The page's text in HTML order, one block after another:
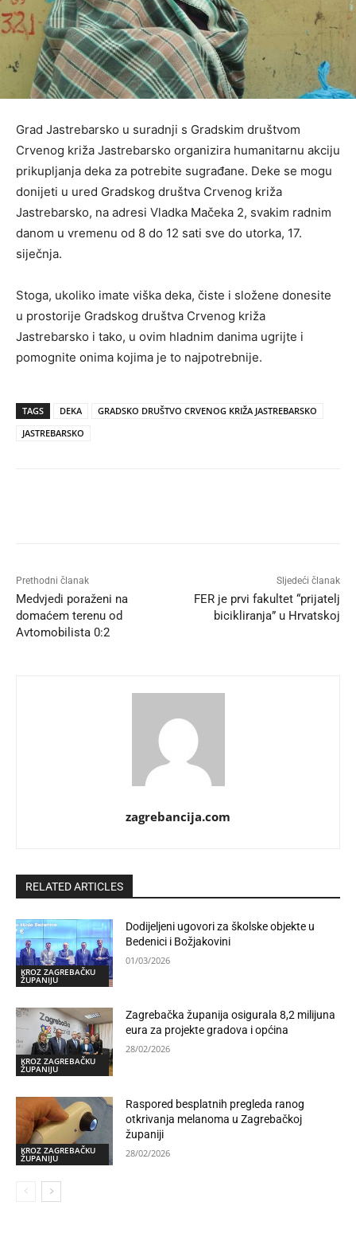
Grad Jastrebarsko u suradnji s Gradskim društvom
Crvenog križa Jastrebarsko organizira humanitarnu akciju
prikupljanja deka za potrebite sugrađane. Deke se mogu
donijeti u ured Gradskog društva Crvenog križa
Jastrebarsko, na adresi Vladka Mačeka 2, svakim radnim
danom u vremenu od 8 do 12 sati sve do utorka, 17.
siječnja.
Stoga, ukoliko imate viška deka, čiste i složene donesite
u prostorije Gradskog društva Crvenog križa
Jastrebarsko i tako, u ovim hladnim danima ugrijte i
pomognite onima kojima je to najpotrebnije.
TAGS DEKA
GRADSKO DRUŠTVO CRVENOG KRIŽA JASTREBARSKO
JASTREBARSKO
Prethodni članak
Medvjedi poraženi na
domaćem terenu od
Avtomobilista 0:2
Sljedeći članak
FER je prvi fakultet “prijatelj
bicikliranja” u Hrvatskoj
zagrebancija.com
RELATED ARTICLES
KROZ ZAGREBAČKU
ŽUPANIJU
Dodijeljeni ugovori za školske objekte u
Bedenici i Božjakovini
01/03/2026
KROZ ZAGREBAČKU
ŽUPANIJU
Zagrebačka županija osigurala 8,2 milijuna
eura za projekte gradova i općina
28/02/2026
KROZ ZAGREBAČKU
ŽUPANIJU
Raspored besplatnih pregleda ranog
otkrivanja melanoma u Zagrebačkoj
županiji
28/02/2026